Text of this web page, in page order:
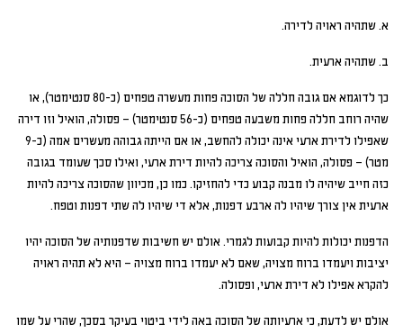
א. שתהיה ראויה לדירה.
ב. שתהיה ארעית.
כך לדוגמא אם גובה חללה של הסוכה פחות מעשרה טפחים (כ-80 סנטימטר), או
שהיה רוחב חללה פחות משבעה טפחים (כ-56 סנטימטר) – פסולה, הואיל וזו דירה
שאפילו לדירת ארעי אינה יכולה להחשב, או אם הייתה גבוהה מעשרים אמה (כ-9
מטר) – פסולה, הואיל והסוכה צריכה להיות דירת ארעי, ואילו סכך שעומד בגובה
כזה חייב שיהיה לו מבנה קבוע כדי להחזיקו. כמו כן, מכיוון שהסוכה צריכה להיות
ארעית אין צורך שיהיו לה ארבע דפנות, אלא די שיהיו לה שתי דפנות וטפח.
הדפנות יכולות להיות קבועות לגמרי. אולם יש חשיבות שדפנותיה של הסוכה יהיו
יציבות ויעמדו ברוח מצויה, שאם לא יעמדו ברוח מצויה – היא לא תהיה ראויה
להקרא אפילו לא דירת ארעי, ופסולה.
אולם יש לדעת, כי ארעיותה של הסוכה באה לידי ביטוי בעיקר בסכך, שהרי על שמו